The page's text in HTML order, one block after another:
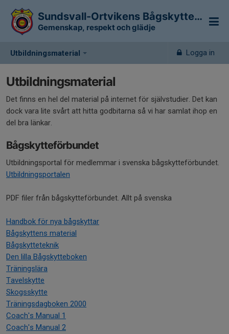
Utbildningsmaterial Logga in
Sundsvall-Ortvikens Bågskytteklubb
Gemenskap, respekt och glädje
Utbildningsmaterial
Det finns en hel del material på internet för självstudier. Det kan
dock vara lite svårt att hitta godbitarna så vi har samlat ihop en
del bra länkar.
Bågskytteförbundet
Utbildningsportal för medlemmar i svenska bågskytteförbundet.
Utbildningsportalen
PDF filer från bågskytteförbundet. Allt på svenska
Handbok för nya bågskyttar
Bågskyttens material
Bågskytteteknik
Den lilla Bågskytteboken
Träningslära
Tavelskytte
Skogsskytte
Träningsdagboken 2000
Coach's Manual 1
Coach's Manual 2